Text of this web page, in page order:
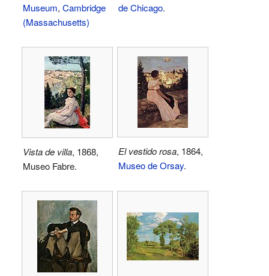
Museum, Cambridge
(Massachusetts)
de Chicago.
Vista de villa, 1868,
Museo Fabre.
El vestido rosa, 1864,
Museo de Orsay.